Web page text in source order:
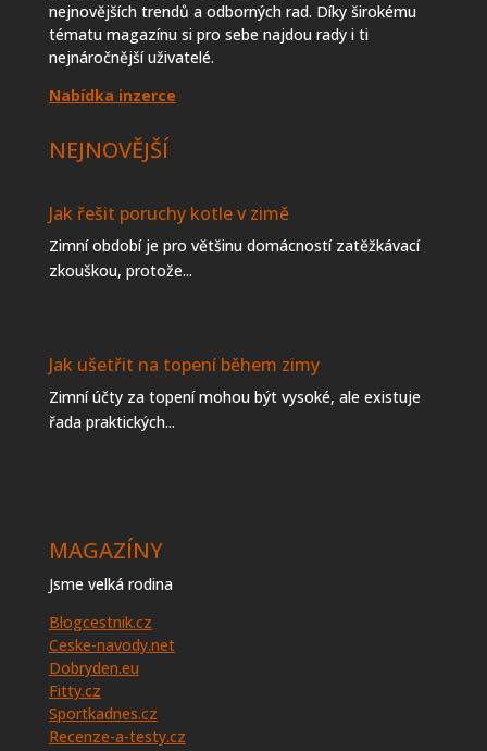
nejnovějších trendů a odborných rad. Díky širokému
tématu magazínu si pro sebe najdou rady i ti
nejnáročnější uživatelé.
Nabídka inzerce
NEJNOVĚJŠÍ
Jak řešit poruchy kotle v zimě
Zimní období je pro většinu domácností zatěžkávací
zkouškou, protože...
Jak ušetřit na topení během zimy
Zimní účty za topení mohou být vysoké, ale existuje
řada praktických...
MAGAZÍNY
Jsme velká rodina
Blogcestnik.cz
Ceske-navody.net
Dobryden.eu
Fitty.cz
Sportkadnes.cz
Recenze-a-testy.cz